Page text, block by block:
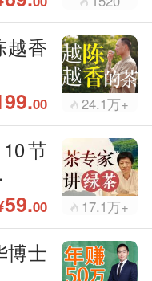
越香
00 24.1万+
节
59.00 17.1万+
博士